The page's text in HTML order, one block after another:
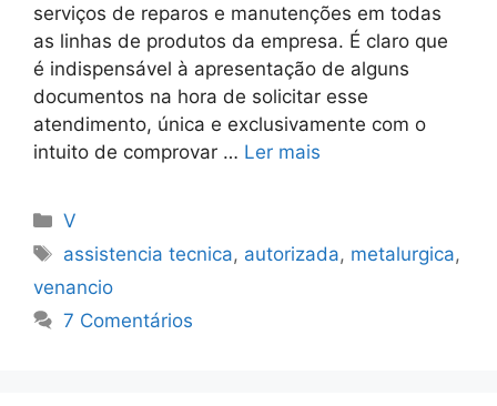
serviços de reparos e manutenções em todas
as linhas de produtos da empresa. É claro que
é indispensável à apresentação de alguns
documentos na hora de solicitar esse
atendimento, única e exclusivamente com o
intuito de comprovar … Ler mais
Categorias
V
Tags
assistencia tecnica, autorizada, metalurgica,
venancio
7 Comentários